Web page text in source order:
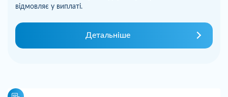
відмовляє у виплаті.
Детальніше